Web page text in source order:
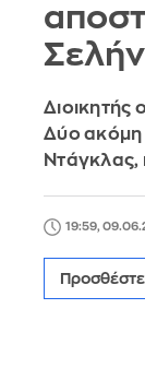
Διοικητής
Δύο ακόμη
Ντάγκλας,
19:59,